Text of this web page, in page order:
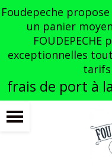
Foudepeche
un panier
exceptionnelles
frais de port à